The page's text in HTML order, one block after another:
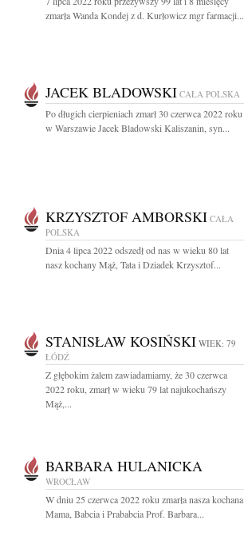
zmarła Wanda Kondej z d. Kurłowicz mgr farmacji...
JACEK BLADOWSKI CAŁA POLSKA
Po długich cierpieniach zmarł 30 czerwca 2022 roku
w Warszawie Jacek Bladowski Kaliszanin, syn...
KRZYSZTOF AMBORSKI CAŁA
POLSKA
Dnia 4 lipca 2022 odszedł od nas w wieku 80 lat
nasz kochany Mąż, Tata i Dziadek Krzysztof...
STANISŁAW KOSIŃSKI WIEK: 79
ŁÓDŹ
Z głębokim żalem zawiadamiamy, że 30 czerwca
2022 roku, zmarł w wieku 79 lat najukochańszy
Mąż,...
BARBARA HULANICKA
WROCŁAW
W dniu 25 czerwca 2022 roku zmarła nasza kochana
Mama, Babcia i Prababcia Prof. Barbara...